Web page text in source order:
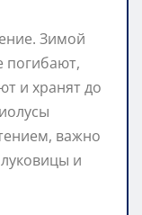
Зимой
погибают,
и хранят до
важно
и